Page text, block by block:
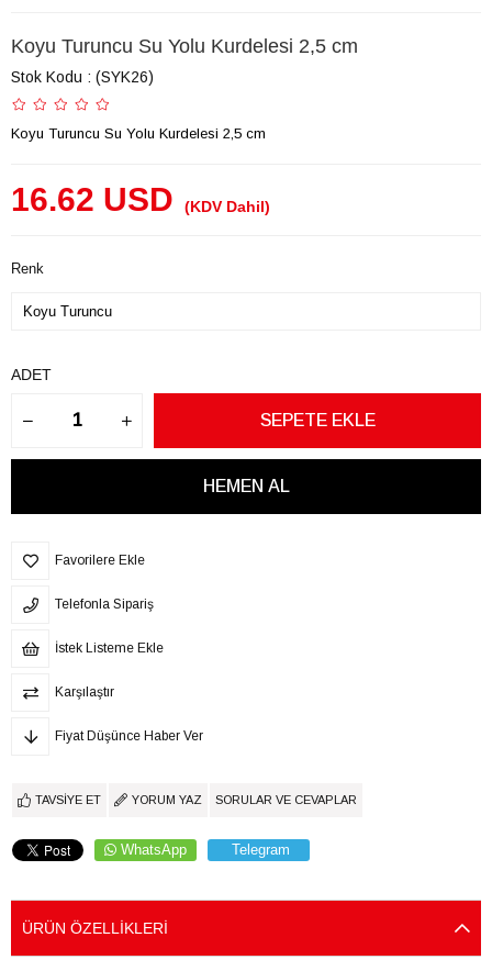
Koyu Turuncu Su Yolu Kurdelesi 2,5 cm
Stok Kodu (SYK26)
Koyu Turuncu Su Yolu Kurdelesi 2,5 cm
16.62 USD (KDV Dahil)
Renk
ADET
Favorilere Ekle
Telefonla Sipariş
İstek Listeme Ekle
Karşılaştır
Fiyat Düşünce Haber Ver
TAVSIYE ET YORUM YAZ SORULAR VE CEVAPLAR
WhatsApp Telegram
ÜRÜN ÖZELLIKLERI